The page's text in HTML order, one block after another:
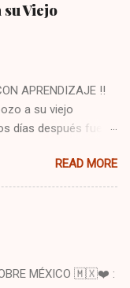
su Viejo
APRENDIZAJE ‼️
a su viejo
días después fue a
quiere usar el agua,
sonrió y
buscarlo. Iba a
de mi pozo, o
mismo tendrá
y soltó una
READ MORE
MÉXICO 🇲🇽❤️ :